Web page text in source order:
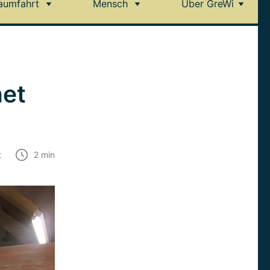
Mensch Über GreWi
2 min